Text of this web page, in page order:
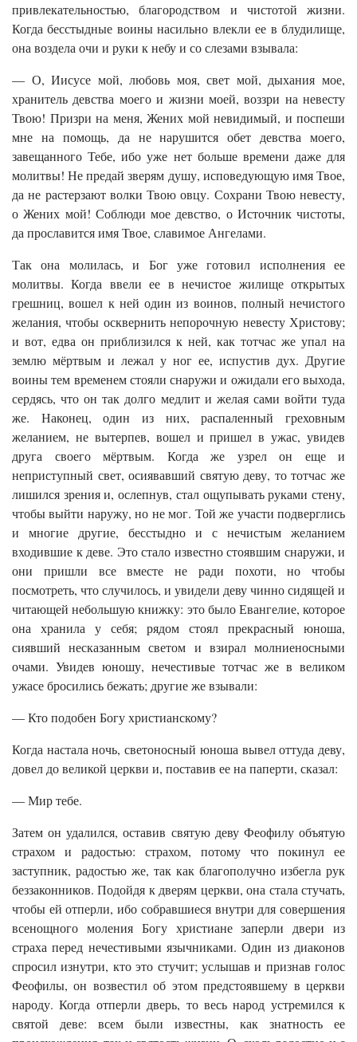
привлекательностью, благородством и чистотой жизни.
Когда бесстыдные воины насильно влекли ее в блудилище,
она воздела очи и руки к небу и со слезами взывала:
— О, Иисусе мой, любовь моя, свет мой, дыхания мое,
хранитель девства моего и жизни моей, воззри на невесту
Твою! Призри на меня, Жених мой невидимый, и поспеши
мне на помощь, да не нарушится обет девства моего,
завещанного Тебе, ибо уже нет больше времени даже для
молитвы! Не предай зверям душу, исповедующую имя Твое,
да не растерзают волки Твою овцу. Сохрани Твою невесту,
о Жених мой! Соблюди мое девство, о Источник чистоты,
да прославится имя Твое, славимое Ангелами.
Так она молилась, и Бог уже готовил исполнения ее
молитвы. Когда ввели ее в нечистое жилище открытых
грешниц, вошел к ней один из воинов, полный нечистого
желания, чтобы осквернить непорочную невесту Христову;
и вот, едва он приблизился к ней, как тотчас же упал на
землю мёртвым и лежал у ног ее, испустив дух. Другие
воины тем временем стояли снаружи и ожидали его выхода,
сердясь, что он так долго медлит и желая сами войти туда
же. Наконец, один из них, распаленный греховным
желанием, не вытерпев, вошел и пришел в ужас, увидев
друга своего мёртвым. Когда же узрел он еще и
неприступный свет, осиявавший святую деву, то тотчас же
лишился зрения и, ослепнув, стал ощупывать руками стену,
чтобы выйти наружу, но не мог. Той же участи подверглись
и многие другие, бесстыдно и с нечистым желанием
входившие к деве. Это стало известно стоявшим снаружи, и
они пришли все вместе не ради похоти, но чтобы
посмотреть, что случилось, и увидели деву чинно сидящей и
читающей небольшую книжку: это было Евангелие, которое
она хранила у себя; рядом стоял прекрасный юноша,
сиявший несказанным светом и взирал молниеносными
очами. Увидев юношу, нечестивые тотчас же в великом
ужасе бросились бежать; другие же взывали:
— Кто подобен Богу христианскому?
Когда настала ночь, светоносный юноша вывел оттуда деву,
довел до великой церкви и, поставив ее на паперти, сказал:
— Мир тебе.
Затем он удалился, оставив святую деву Феофилу объятую
страхом и радостью: страхом, потому что покинул ее
заступник, радостью же, так как благополучно избегла рук
беззаконников. Подойдя к дверям церкви, она стала стучать,
чтобы ей отперли, ибо собравшиеся внутри для совершения
всенощного моления Богу христиане заперли двери из
страха перед нечестивыми язычниками. Один из диаконов
спросил изнутри, кто это стучит; услышав и признав голос
Феофилы, он возвестил об этом предстоявшему в церкви
народу. Когда отперли дверь, то весь народ устремился к
святой деве: всем были известны, как знатность ее